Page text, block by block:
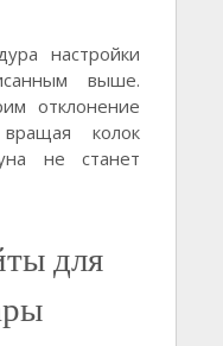
настройки
выше.
отклонение
колок
не станет
для